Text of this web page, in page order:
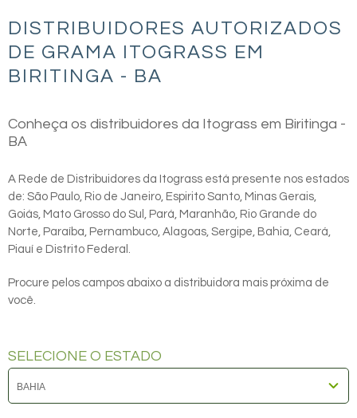
DISTRIBUIDORES AUTORIZADOS
DE GRAMA ITOGRASS EM
BIRITINGA - BA
Conheça os distribuidores da Itograss em Biritinga -
BA
A Rede de Distribuidores da Itograss está presente nos estados
de: São Paulo, Rio de Janeiro, Espirito Santo, Minas Gerais,
Goiás, Mato Grosso do Sul, Pará, Maranhão, Rio Grande do
Norte, Paraíba, Pernambuco, Alagoas, Sergipe, Bahia, Ceará,
Piauí e Distrito Federal.
Procure pelos campos abaixo a distribuidora mais próxima de
você.
SELECIONE O ESTADO